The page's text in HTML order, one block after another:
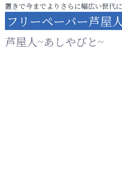
置きで今までよりさらに幅広い世代
フリーペーパー芦屋
芦屋人~あしやびと~